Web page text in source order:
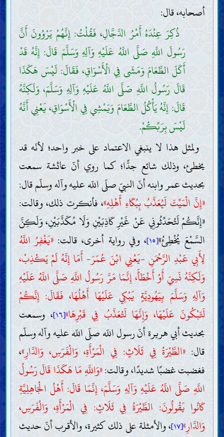
أصحابه، قال:
ذُكِرَ عِنْدَهُ أَمْرُ الدَّجَّالِ، فَقُلْتُ: إِنَّهُمْ يَرْوُونَ أَنَّ
رَسُولَ اللَّهِ صَلَّى اللَّهُ عَلَيْهِ وَآلِهِ وَسَلَّمَ قَالَ: إِنَّهُ قَدْ
أَكَلَ الطَّعَامَ وَمَشَى فِي الْأَسْوَاقِ، فَقَالَ: لَيْسَ هَكَذَا
قَالَ رَسُولُ اللَّهِ صَلَّى اللَّهُ عَلَيْهِ وَآلِهِ وَسَلَّمَ، وَلَكِنَّهُ
قَالَ: إِنَّهُ يَأْكُلُ الطَّعَامَ وَيَمْشِي فِي الْأَسْوَاقِ، يَعْنِي أَنَّهُ
لَيْسَ بِرَبِّكُمْ.
ولمثل هذا لا ينبغي الاعتماد على خبر واحد؛ لأنّه قد
يخطئ، وذلك شائع جدًّا؛ كما روي أنّ عائشة سمعت
بحديث عمر وابنه أنّ النبيّ صلّى اللّه عليه وآله وسلّم قال:
«إِنَّ الْمَيِّتَ لَيُعَذَّبُ بِبُكَاءِ أَهْلِهِ»، فأنكرت ذلك، وقالت:
«إِنَّكُمْ لَتُحَدِّثُونِي عَنْ غَيْرِ كَاذِبَيْنِ وَلَا مُكَذَّبَيْنِ، وَلَكِنَّ
السَّمْعَ يُخْطِئُ»[١٥] ، وفي رواية أخرى، قالت:«يَغْفِرُ اللَّهُ
لِأَبِي عَبْدِ الرَّحْمَنِ -يَعْنِي ابْنَ عُمَرَ- أَمَا إِنَّهُ لَمْ يَكْذِبْ،
وَلَكِنَّهُ نَسِيَ أَوْ أَخْطَأَ، إِنَّمَا مَرَّ رَسُولُ اللَّهِ صَلَّى اللَّهُ عَلَيْهِ
وَآلِهِ وَسَلَّمَ بِيَهُودِيَّةٍ يَبْكِي عَلَيْهَا أَهْلُهَا، فَقَالَ: إِنَّكُمْ
لَتَبْكُونَ عَلَيْهَا، وَإِنَّهَا لَتُعَذَّبُ فِي قَبْرِهَا»[١٦]
، وسمعت
بحديث أبي هريرة أنّ رسول اللّه صلّى اللّه عليه وآله وسلّم
قال:«الطَّيْرَةُ فِي ثَلَاثٍ: فِي الْمَرْأَةِ، وَالْفَرَسِ، وَالدَّارِ»،
فغضبت غضبًا شديدًا، وقالت:«وَاللَّهِ مَا هَكَذَا قَالَ رَسُولُ
اللَّهِ صَلَّى اللَّهُ عَلَيْهِ وَآلِهِ وَسَلَّمَ، إِنَّمَا قَالَ: أَهْلُ الْجَاهِلِيَّةِ
كَانُوا يَقُولُونَ: الطَّيْرَةُ فِي ثَلَاثٍ: فِي الْمَرْأَةِ، وَالْفَرَسِ،
وَالدَّارِ»[١٧] ، والأمثلة على ذلك كثيرة، والأقرب أنّ حديث